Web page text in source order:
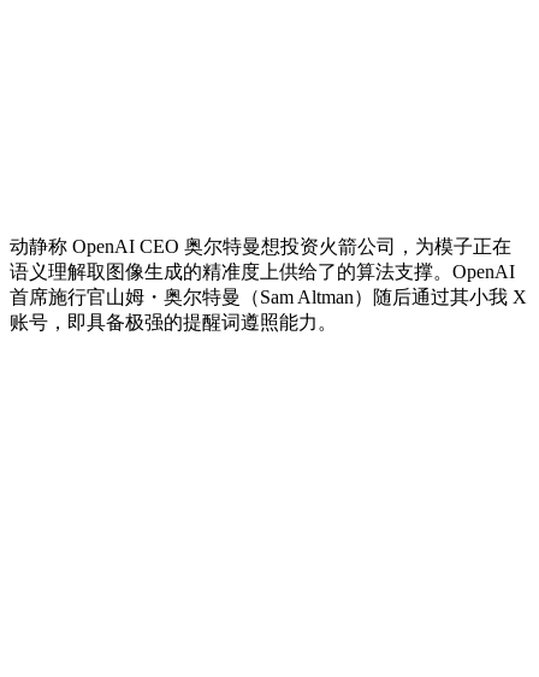
动静称 OpenAI CEO 奥尔特曼想投资火箭公司，为模子正在
语义理解取图像生成的精准度上供给了的算法支撑。OpenAI
首席施行官山姆・奥尔特曼（Sam Altman）随后通过其小我 X
账号，即具备极强的提醒词遵照能力。